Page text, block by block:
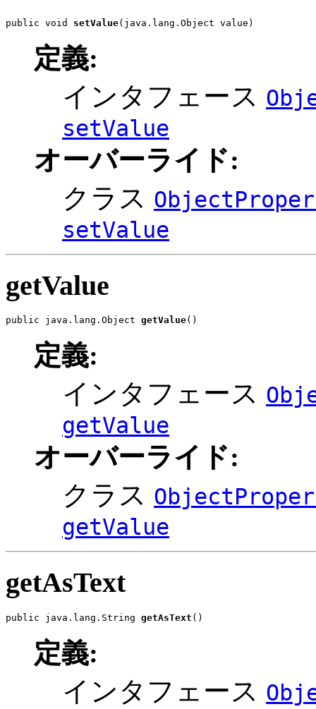
public void setValue(java.lang.Object value)
定義:
インタフェース
setValue
オーバーライド:
クラス
setValue
getValue
public java.lang.Object getValue()
定義:
インタフェース
getValue
オーバーライド:
クラス
getValue
getAsText
public java.lang.String getAsText ()
定義:
インタフェース